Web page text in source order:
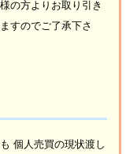
の方よりお取り引き
すのでご了承下さ
個人売買の現状渡し